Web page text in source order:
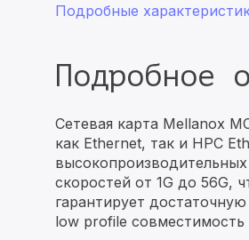
Подробные
Подробное
Сетевая карта Mellanox
как Ethernet, так и HPC
скоростей от 1G до 56G,
гарантирует
low profile